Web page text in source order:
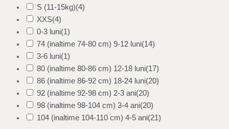
S (11-15kg)(4)
XXS(4)
0-3 luni(1)
74 (inaltime 74-80 cm) 9-12 luni(14)
3-6 luni(1)
80 (inaltime 80-86 cm) 12-18 luni(17)
86 (inaltime 86-92 cm) 18-24 luni(20)
92 (inaltime 92-98 cm) 2-3 ani(20)
98 (inaltime 98-104 cm) 3-4 ani(20)
104 (inaltime 104-110 cm) 4-5 ani(21)